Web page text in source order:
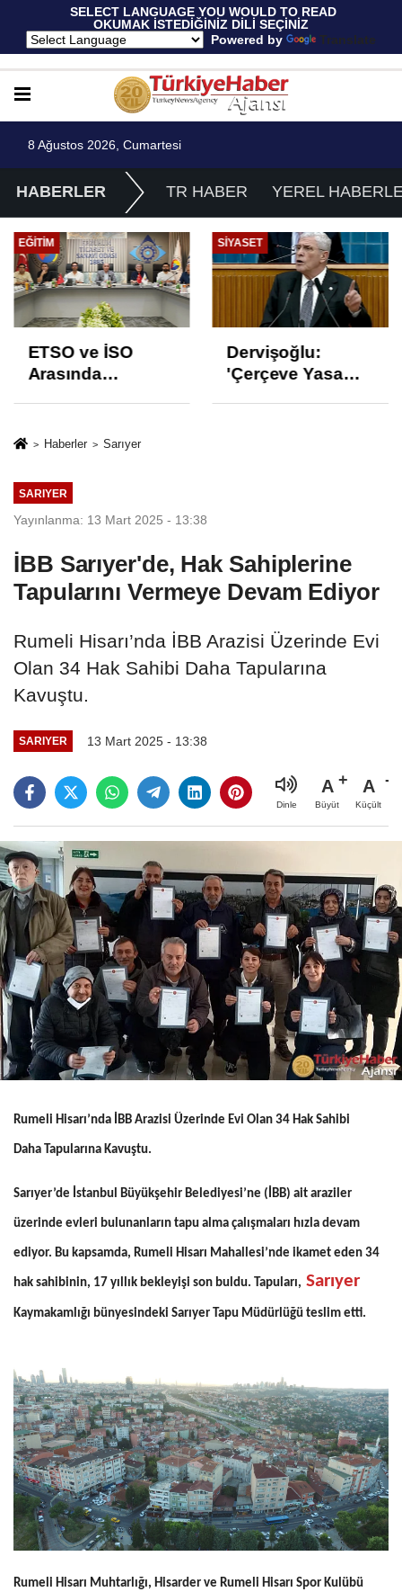
SELECT LANGUAGE YOU WOULD TO READ
OKUMAK İSTEDİĞİNİZ DİLİ SEÇİNİZ
Powered by
Translate
8 Ağustos 2026, Cumartesi
HABERLER TR HABER YEREL
EĞITIM
ETSO ve İSO
Arasında
Protokolü
SIYASET
Dervişoğlu:
'Çerçeve Yasa
Haberler Sarıyer
SARIYER
Yayınlanma: 13 Mart 2025 - 13:38
İBB Sarıyer'de, Hak Sahiplerine
Tapularını Vermeye Devam Ediyor
Rumeli Hisarı’nda İBB Arazisi Üzerinde Evi
Olan 34 Hak Sahibi Daha Tapularına
Kavuştu.
SARIYER 13 Mart 2025 - 13:38
Dinle
A
Büyüt
A
Küçült
Rumeli Hisarı’nda İBB Arazisi Üzerinde Evi Olan 34 Hak Sahibi
Daha Tapularına Kavuştu.
Sarıyer’de İstanbul Büyükşehir Belediyesi’ne (İBB) ait araziler
üzerinde evleri bulunanların tapu alma çalışmaları hızla devam
ediyor. Bu kapsamda, Rumeli Hisarı Mahallesi’nde ikamet eden 34
hak sahibinin, 17 yıllık bekleyişi son buldu. Tapuları, Sarıyer
Kaymakamlığı bünyesindeki Sarıyer Tapu Müdürlüğü teslim etti.
Rumeli Hisarı Muhtarlığı, Hisarder ve Rumeli Hisarı Spor Kulübü